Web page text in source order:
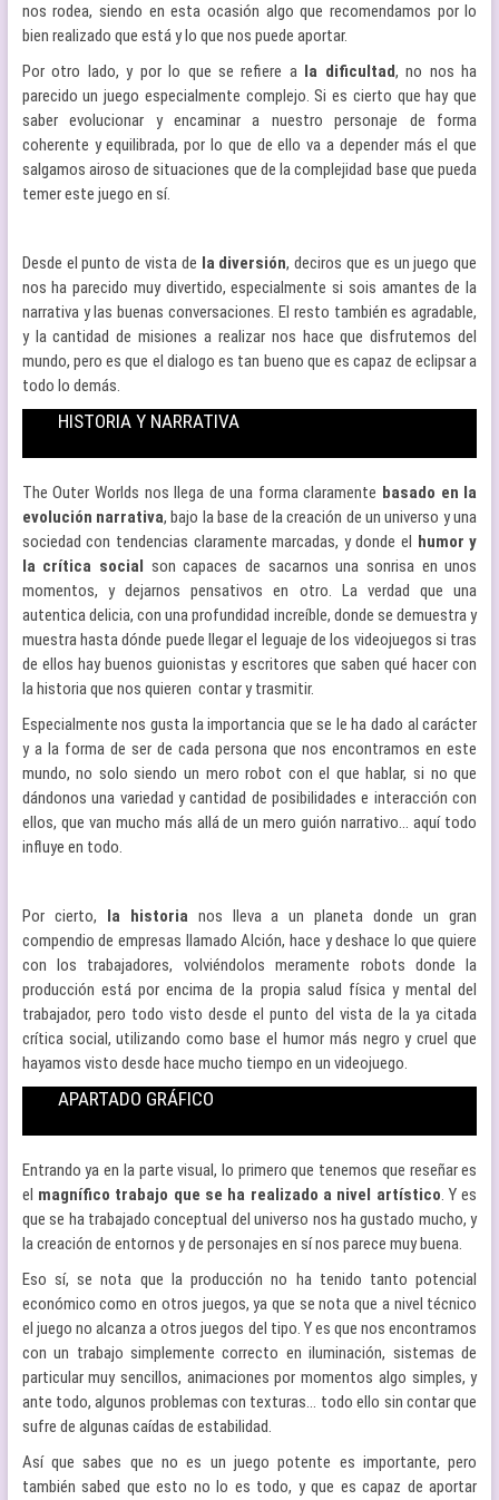
nos rodea, siendo en esta ocasión algo que recomendamos por lo
bien realizado que está y lo que nos puede aportar.
Por otro lado, y por lo que se refiere a la dificultad, no nos ha
parecido un juego especialmente complejo. Si es cierto que hay que
saber evolucionar y encaminar a nuestro personaje de forma
coherente y equilibrada, por lo que de ello va a depender más el que
salgamos airoso de situaciones que de la complejidad base que pueda
temer este juego en sí.
Desde el punto de vista de la diversión, deciros que es un juego que
nos ha parecido muy divertido, especialmente si sois amantes de la
narrativa y las buenas conversaciones. El resto también es agradable,
y la cantidad de misiones a realizar nos hace que disfrutemos del
mundo, pero es que el dialogo es tan bueno que es capaz de eclipsar a
todo lo demás.
HISTORIA Y NARRATIVA
The Outer Worlds nos llega de una forma claramente basado en la
evolución narrativa, bajo la base de la creación de un universo y una
sociedad con tendencias claramente marcadas, y donde el humor y
la crítica social son capaces de sacarnos una sonrisa en unos
momentos, y dejarnos pensativos en otro. La verdad que una
autentica delicia, con una profundidad increíble, donde se demuestra y
muestra hasta dónde puede llegar el leguaje de los videojuegos si tras
de ellos hay buenos guionistas y escritores que saben qué hacer con
la historia que nos quieren contar y trasmitir.
Especialmente nos gusta la importancia que se le ha dado al carácter
y a la forma de ser de cada persona que nos encontramos en este
mundo, no solo siendo un mero robot con el que hablar, si no que
dándonos una variedad y cantidad de posibilidades e interacción con
ellos, que van mucho más allá de un mero guión narrativo… aquí todo
influye en todo.
Por cierto, la historianos lleva a un planeta donde un gran
compendio de empresas llamado Alción, hace y deshace lo que quiere
con los trabajadores, volviéndolos meramente robots donde la
producción está por encima de la propia salud física y mental del
trabajador, pero todo visto desde el punto del vista de la ya citada
crítica social, utilizando como base el humor más negro y cruel que
hayamos visto desde hace mucho tiempo en un videojuego.
APARTADO GRÁFICO
Entrando ya en la parte visual, lo primero que tenemos que reseñar es
el magnífico trabajo que se ha realizado a nivel artístico. Y es
que se ha trabajado conceptual del universo nos ha gustado mucho, y
la creación de entornos y de personajes en sí nos parece muy buena.
Eso sí, se nota que la producción no ha tenido tanto potencial
económico como en otros juegos, ya que se nota que a nivel técnico
el juego no alcanza a otros juegos del tipo. Y es que nos encontramos
con un trabajo simplemente correcto en iluminación, sistemas de
particular muy sencillos, animaciones por momentos algo simples, y
ante todo, algunos problemas con texturas… todo ello sin contar que
sufre de algunas caídas de estabilidad.
Así que sabes que no es un juego potente es importante, pero
también sabed que esto no lo es todo, y que es capaz de aportar